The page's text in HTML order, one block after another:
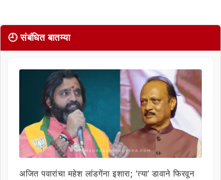
🕘 संबंधित बातम्या
अजित पवारांचा महेश लांडगेंना इशारा; ‘त्या’ डावाने फिरवून